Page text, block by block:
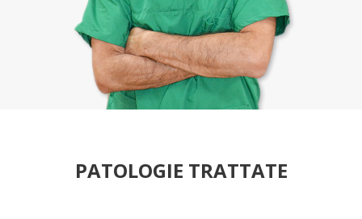
PATOLOGIE TRATTATE